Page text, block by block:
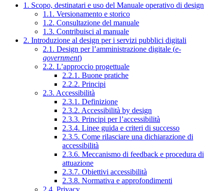
1. Scopo, destinatari e uso del Manuale operativo di design
1.1. Versionamento e storico
1.2. Consultazione del manuale
1.3. Contribuisci al manuale
2. Introduzione al design per i servizi pubblici digitali
2.1. Design per l’amministrazione digitale (e-
government)
2.2. L’approccio progettuale
2.2.1. Buone pratiche
2.2.2. Principi
2.3. Accessibilità
2.3.1. Definizione
2.3.2. Accessibilità by design
2.3.3. Principi per l’accessibilità
2.3.4. Linee guida e criteri di successo
2.3.5. Come rilasciare una dichiarazione di
accessibilità
2.3.6. Meccanismo di feedback e procedura di
attuazione
2.3.7. Obiettivi accessibilità
2.3.8. Normativa e approfondimenti
2.4. Privacy